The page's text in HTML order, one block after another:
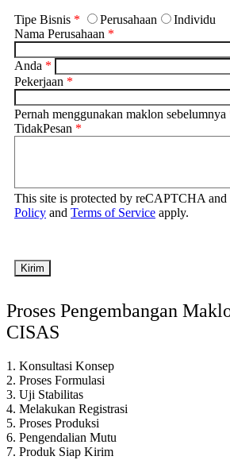
Tipe Bisnis * Perusahaan
Individu
Nama Perusahaan *
Anda *
Pekerjaan *
Pernah menggunakan maklon sebelumnya
TidakPesan *
This site is protected by reCAPTCHA and
Policy and Terms of Service apply.
Proses Pengembangan
CISAS
1. Konsultasi Konsep
2. Proses Formulasi
3. Uji Stabilitas
4. Melakukan Registrasi
5. Proses Produksi
6. Pengendalian Mutu
7. Produk Siap Kirim